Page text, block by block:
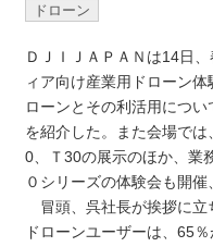
ドローン
ＤＪＩＪＡＰＡＮは14日
ィア向け産業用ドローン
ローンとその利活用につ
を紹介した。また会場で
0、Ｔ30の展示のほか、業
０シリーズの体験会も開催
冒頭、呉社長が挨拶に立
ドローンユーザーは、65